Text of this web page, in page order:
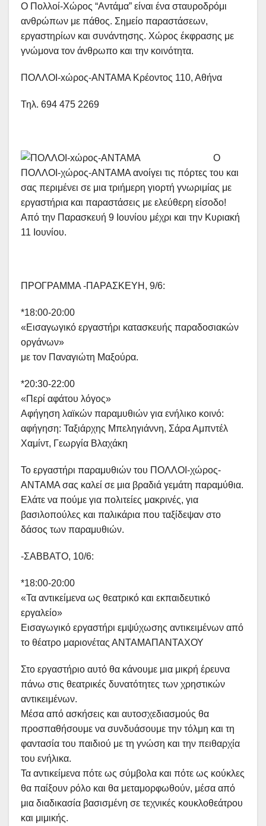
Ο Πολλοί-Χώρος “Αντάμα” είναι ένα σταυροδρόμι
ανθρώπων με πάθος. Σημείο παραστάσεων,
εργαστηρίων και συνάντησης. Χώρος έκφρασης με
γνώμονα τον άνθρωπο και την κοινότητα.
ΠΟΛΛΟΙ-xώρος-ΑΝΤΑΜΑ Κρέoντος 110, Αθήνα
Τηλ. 694 475 2269
Ο
ΠΟΛΛΟΙ-χώρος-ΑΝΤΑΜΑ ανοίγει τις πόρτες του και
σας περιμένει σε μια τριήμερη γιορτή γνωριμίας με
εργαστήρια και παραστάσεις με ελεύθερη είσοδο!
Από την Παρασκευή 9 Ιουνίου μέχρι και την Κυριακή
11 Ιουνίου.
ΠΡΟΓΡΑΜΜΑ -ΠΑΡΑΣΚΕΥΗ, 9/6:
*18:00-20:00
«Εισαγωγικό εργαστήρι κατασκευής παραδοσιακών
οργάνων»
με τον Παναγιώτη Μαξούρα.
*20:30-22:00
«Περί αφάτου λόγος»
Αφήγηση λαϊκών παραμυθιών για ενήλικο κοινό:
αφήγηση: Ταξιάρχης Μπεληγιάννη, Σάρα Αμπντέλ
Χαμίντ, Γεωργία Βλαχάκη
Το εργαστήρι παραμυθιών του ΠΟΛΛΟΙ-χώρος-
ΑΝΤΑΜΑ σας καλεί σε μια βραδιά γεμάτη παραμύθια.
Ελάτε να πούμε για πολιτείες μακρινές, για
βασιλοπούλες και παλικάρια που ταξίδεψαν στο
δάσος των παραμυθιών.
-ΣΑΒΒΑΤΟ, 10/6:
*18:00-20:00
«Τα αντικείμενα ως θεατρικό και εκπαιδευτικό
εργαλείο»
Εισαγωγικό εργαστήρι εμψύχωσης αντικειμένων από
το θέατρο μαριονέτας ΑΝΤΑΜΑΠΑΝΤΑΧΟΥ
Στο εργαστήριο αυτό θα κάνουμε μια μικρή έρευνα
πάνω στις θεατρικές δυνατότητες των χρηστικών
αντικειμένων.
Μέσα από ασκήσεις και αυτοσχεδιασμούς θα
προσπαθήσουμε να συνδυάσουμε την τόλμη και τη
φαντασία του παιδιού με τη γνώση και την πειθαρχία
του ενήλικα.
Τα αντικείμενα πότε ως σύμβολα και πότε ως κούκλες
θα παίξουν ρόλο και θα μεταμορφωθούν, μέσα από
μια διαδικασία βασισμένη σε τεχνικές κουκλοθεάτρου
και μιμικής.